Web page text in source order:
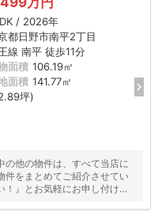
/ 2026年
都日野市南平2丁目
線 南平 徒歩11分
面積 106.19㎡
面積 141.77㎡
坪)
の他の物件は、すべて当店に
件をまとめてご紹介させてい
』とお気軽にお申し付けく